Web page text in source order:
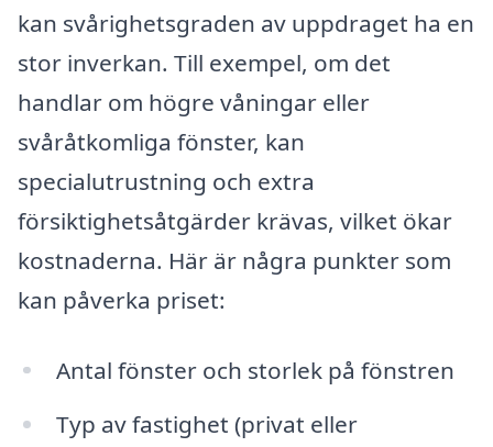
kan svårighetsgraden av uppdraget ha en
stor inverkan. Till exempel, om det
handlar om högre våningar eller
svåråtkomliga fönster, kan
specialutrustning och extra
försiktighetsåtgärder krävas, vilket ökar
kostnaderna. Här är några punkter som
kan påverka priset:
Antal fönster och storlek på fönstren
Typ av fastighet (privat eller